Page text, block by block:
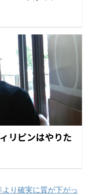
リピンはやりた
より確実に質が下がっ